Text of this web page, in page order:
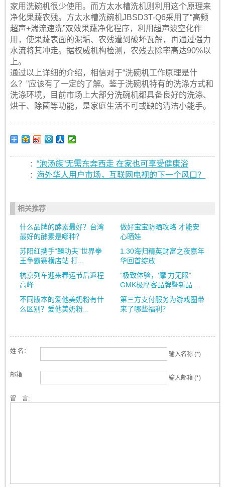
家用洗碗机很少使用。而方太水槽洗机则利用这个原理来
净化果蔬农残。方太水槽洗碗机JBSD3T-Q6采用了“高频
超声+湍流速洗”双效果蔬净化程序，利用超声波空化作
用，使果蔬表面的泥垢、农残遭到破坏瓦解，再通过强力
水流将其冲走。据权威机构检测，农残去除率高达90%以
上。
通过以上详细的介绍，相信对于“洗碗机工作原理是什
么？”应该有了一定的了解。鉴于洗碗机特有的洗涤方式和
洗涤环境，目前市场上大部分洗碗机都具备良好的洗涤、
烘干、除菌等功能，是家庭生活不可或缺的清洁小能手。
: “泡汤族”无需东奔西走 在家也可享受健康浴
:
海外华人用户市场，互联网电视的下一个风口？
相关推荐
什么品牌的酵素最好？台湾
最好的酵素是哪种？
做好宝宝防晒攻略 才能安
心晒娃
苏阳红携手“臻功夫”世界拳
王争霸赛横店站 打...
1.30海归精英财富之夜嘉年
华回首绽放
杭京列车迎来春运节后返程
高峰
“极致体验，‘摩’力无限”
GMK极摩客品牌暨新品...
不同版本的爱他美奶粉有什
么区别？爱他美奶粉...
第三方支付服务为游戏圈带
来了哪些福利？
姓 名： 输入名称 (*)
邮箱 输入邮箱 (*)
留 言: